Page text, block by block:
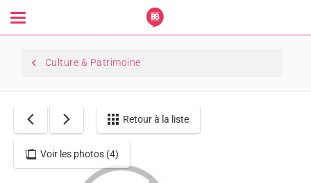
Toggle
navigation
Culture & Patrimoine
Retour à la liste
Voir les photos (4)